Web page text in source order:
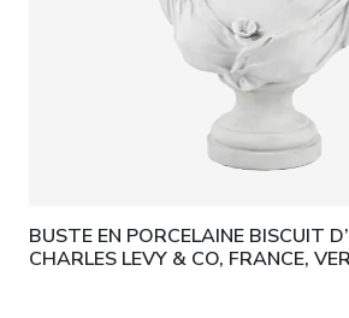
BUSTE EN PORCELAINE BISCUIT
CHARLES LEVY & CO, FRANCE,